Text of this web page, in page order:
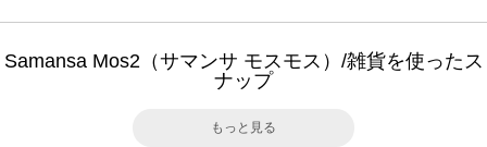
Samansa Mos2（サマンサ モスモス）/雑貨を使ったス
ナップ
もっと見る